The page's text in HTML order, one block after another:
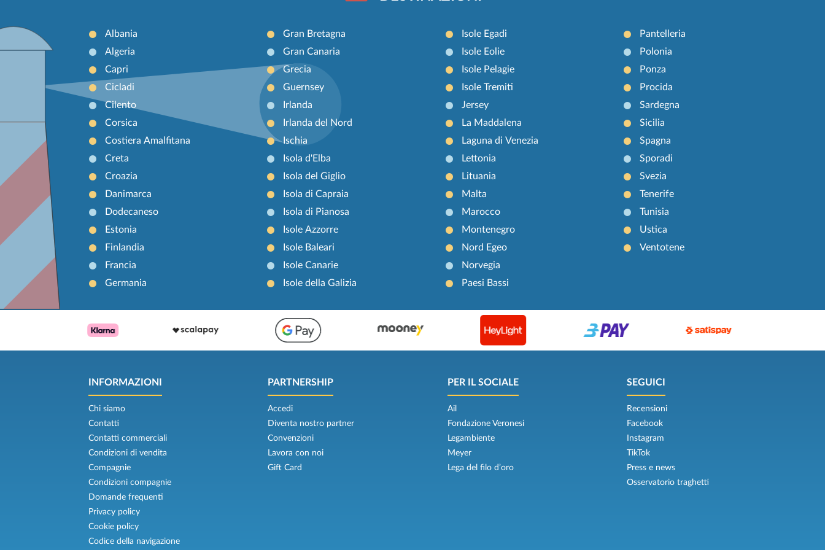
Albania
Algeria
Capri
Cicladi
Cilento
Corsica
Costiera Amalfitana
Creta
Croazia
Danimarca
Dodecaneso
Estonia
Finlandia
Francia
Germania
Gran Bretagna
Gran Canaria
Grecia
Guernsey
Irlanda
Irlanda del Nord
Ischia
Isola d'Elba
Isola del Giglio
Isola di Capraia
Isola di Pianosa
Isole Azzorre
Isole Baleari
Isole Canarie
Isole della Galizia
Isole Egadi
Isole Eolie
Isole Pelagie
Isole Tremiti
Jersey
La Maddalena
Laguna di Venezia
Lettonia
Lituania
Malta
Marocco
Montenegro
Nord Egeo
Norvegia
Paesi Bassi
Pantelleria
Polonia
Ponza
Procida
Sardegna
Sicilia
Spagna
Sporadi
Svezia
Tenerife
Tunisia
Ustica
Ventotene
INFORMAZIONI
Chi siamo
Contatti
Contatti commerciali
Condizioni di vendita
Compagnie
Condizioni compagnie
Domande frequenti
Privacy policy
Cookie policy
Codice della navigazione
PARTNERSHIP
Accedi
Diventa nostro partner
Convenzioni
Lavora con noi
Gift Card
PER IL SOCIALE
Ail
Fondazione Veronesi
Legambiente
Meyer
Lega del filo d’oro
SEGUICI
Recensioni
Facebook
Instagram
TikTok
Press e news
Osservatorio traghetti